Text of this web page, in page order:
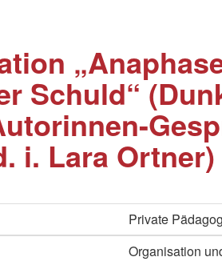
Schuld“
i. Lara Ortner)
Private
Organisation